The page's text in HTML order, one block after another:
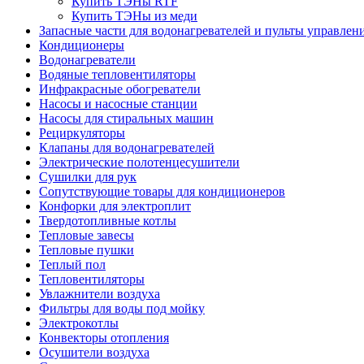
Купить ТЭНы из меди
Запасные части для водонагревателей и пульты
Кондиционеры
Водонагреватели
Водяные тепловентиляторы
Инфракрасные обогреватели
Насосы и насосные станции
Насосы для стиральных машин
Рециркуляторы
Клапаны для водонагревателей
Электрические полотенцесушители
Сушилки для рук
Сопутствующие товары для кондиционеров
Конфорки для электроплит
Твердотопливные котлы
Тепловые завесы
Тепловые пушки
Теплый пол
Тепловентиляторы
Увлажнители воздуха
Фильтры для воды под мойку
Электрокотлы
Конвекторы отопления
Осушители воздуха